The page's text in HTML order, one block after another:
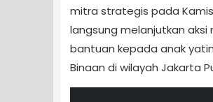
mitra strategis pada Kamis
langsung melanjutkan
bantuan kepada anak
Binaan di wilayah Jakarta